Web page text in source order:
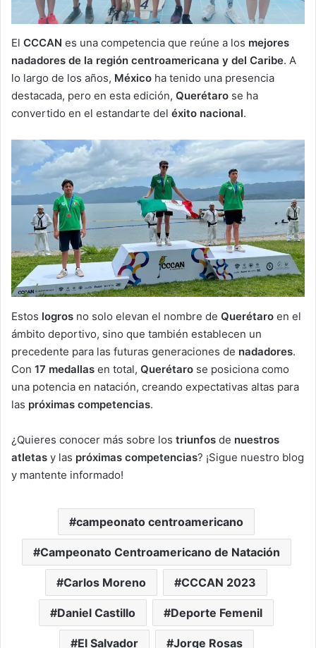
El CCCAN es una competencia que reúne a los mejores
nadadores de la región centroamericana y del Caribe. A
lo largo de los años, México ha tenido una presencia
destacada, pero en esta edición, Querétaro se ha
convertido en el estandarte del éxito nacional.
Estos logros no solo elevan el nombre de Querétaro en el
ámbito deportivo, sino que también establecen un
precedente para las futuras generaciones de nadadores.
Con 17 medallas en total, Querétaro se posiciona como
una potencia en natación, creando expectativas altas para
las próximas competencias.
¿Quieres conocer más sobre los triunfos de nuestros
atletas y las próximas competencias? ¡Sigue nuestro blog
y mantente informado!
campeonato centroamericano
Campeonato Centroamericano de Natación
Carlos Moreno CCCAN 2023
Daniel Castillo Deporte Femenil
El Salvador Jorge Rosas